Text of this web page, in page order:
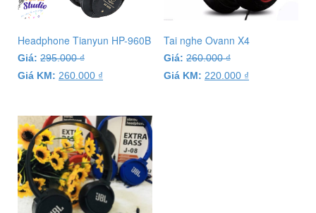
Headphone Tianyun HP-960B
Giá: 295.000₫
Giá KM: 260.000 ₫
Tai nghe Ovann X4
Giá: 260.000₫
Giá KM: 220.000 ₫